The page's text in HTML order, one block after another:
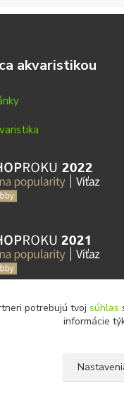
akvaristikou
potrebujú tvoj súhlas
informácie